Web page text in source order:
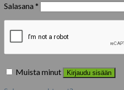
Salasana *
Muista minut Kirjaudu sisään